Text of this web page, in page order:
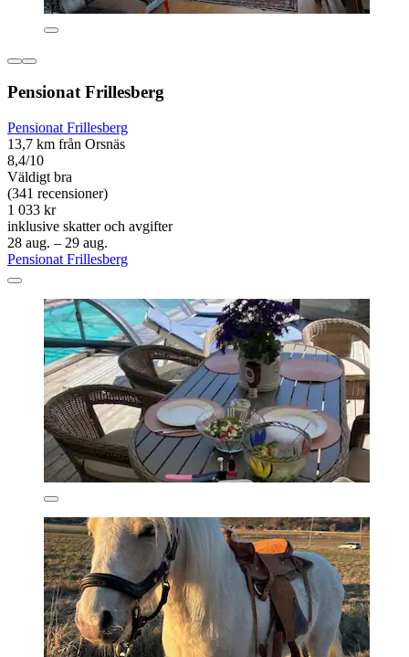
Pensionat Frillesberg
Pensionat Frillesberg
13,7 km från Orsnäs
8,4/10
Väldigt bra
(341 recensioner)
1 033 kr
inklusive skatter och avgifter
28 aug. – 29 aug.
Pensionat Frillesberg